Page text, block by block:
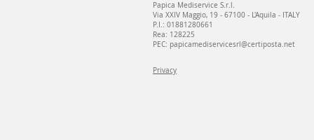
Papica Mediservice S.r.l.
Via XXIV Maggio, 19 - 67100 - L'Aquila - ITALY
P.I.: 01881280661
Rea: 128225
PEC: papicamediservicesrl@certiposta.net
Privacy